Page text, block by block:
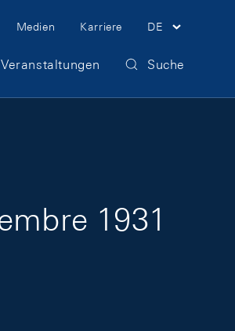
Medien Karriere DE
Suche
1931